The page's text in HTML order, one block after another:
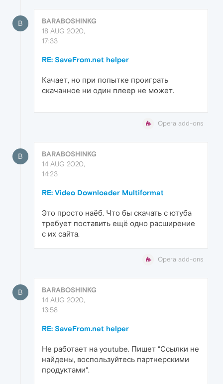
B
BARABOSHINKG
18 AUG 2020,
17:33
RE: SaveFrom.net helper
Качает, но при попытке проиграть
скачанное ни один плеер не может.
Opera add-ons
B
BARABOSHINKG
14 AUG 2020,
14:23
RE: Video Downloader Multiformat
Это просто наёб. Что бы скачать с ютуба
требует поставить ещё одно расширение
с их сайта.
Opera add-ons
B
BARABOSHINKG
14 AUG 2020,
13:58
RE: SaveFrom.net helper
Не работает на youtube. Пишет "Ссылки не
найдены, воспользуйтесь партнерскими
продуктами".